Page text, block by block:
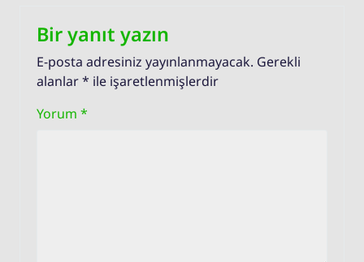
Bir yanıt yazın
E-posta adresiniz yayınlanmayacak. Gerekli
alanlar* ile işaretlenmişlerdir
Yorum *